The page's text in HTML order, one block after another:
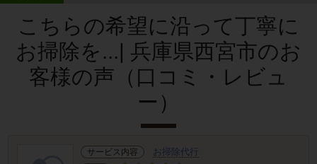
こちらの希望に沿って丁寧に
お掃除を...| 兵庫県西宮市のお
客様の声（口コミ・レビュ
ー）
サービス内容 お掃除代行